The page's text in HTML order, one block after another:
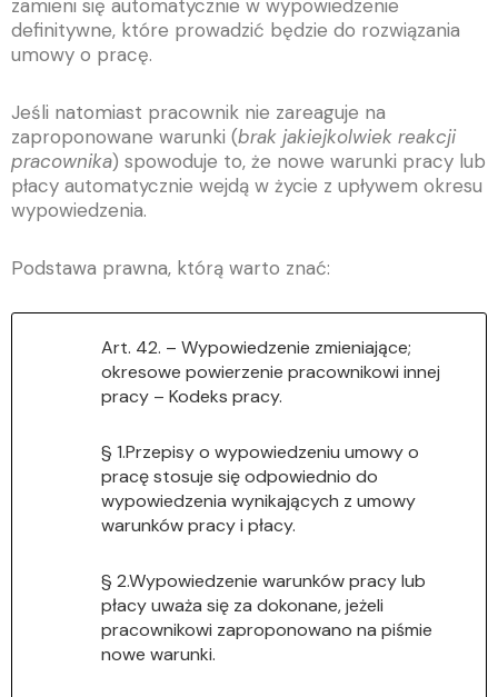
zamieni się automatycznie w wypowiedzenie
definitywne, które prowadzić będzie do rozwiązania
umowy o pracę.
Jeśli natomiast pracownik nie zareaguje na
zaproponowane warunki (brak jakiejkolwiek reakcji
pracownika) spowoduje to, że nowe warunki pracy lub
płacy automatycznie wejdą w życie z upływem okresu
wypowiedzenia.
Podstawa prawna, którą warto znać:
Art. 42. – Wypowiedzenie zmieniające;
okresowe powierzenie pracownikowi innej
pracy – Kodeks pracy.
§ 1.Przepisy o wypowiedzeniu umowy o
pracę stosuje się odpowiednio do
wypowiedzenia wynikających z umowy
warunków pracy i płacy.
§ 2.Wypowiedzenie warunków pracy lub
płacy uważa się za dokonane, jeżeli
pracownikowi zaproponowano na piśmie
nowe warunki.